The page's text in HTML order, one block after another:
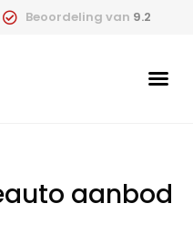
Beoordeling van 9.2
aanbod